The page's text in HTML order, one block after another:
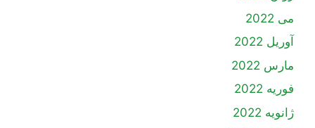
می 2022
آوریل 2022
مارس 2022
فوریه 2022
ژانویه 2022